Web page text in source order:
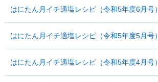
はにたん月イチ適塩レシピ（令和5年度6月号）
はにたん月イチ適塩レシピ（令和5年度5月号）
はにたん月イチ適塩レシピ（令和5年度4月号）